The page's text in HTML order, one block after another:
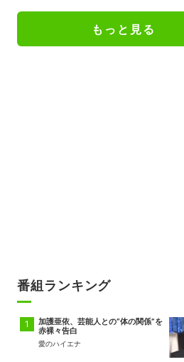
range Color Vinyl／帯付き見開き
もっと見る
番組ランキング
加護亜依、芸能人との“体の関係”を
赤裸々告白
愛のハイエナ